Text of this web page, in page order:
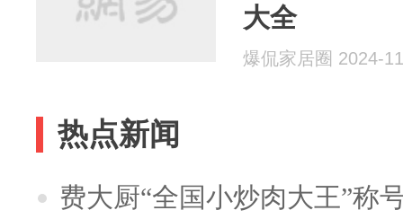
大全
爆侃家居圈 2024-
热点新闻
费大厨“全国小炒肉大王”称